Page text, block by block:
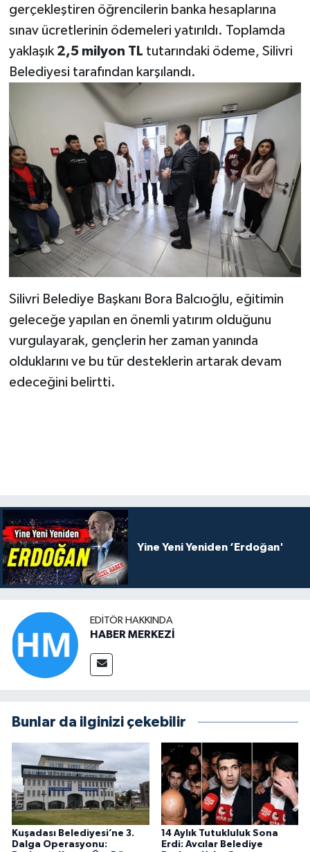
gerçekleştiren öğrencilerin banka hesaplarına
sınav ücretlerinin ödemeleri yatırıldı. Toplamda
yaklaşık 2,5 milyon TL tutarındaki ödeme, Silivri
Belediyesi tarafından karşılandı.
Silivri Belediye Başkanı Bora Balcıoğlu, eğitimin
geleceğe yapılan en önemli yatırım olduğunu
vurgulayarak, gençlerin her zaman yanında
olduklarını ve bu tür desteklerin artarak devam
edeceğini belirtti.
Yine Yeni Yeniden ‘Erdoğan'
EDITÖR HAKKINDA
HABER MERKEZİ
Bunlar da ilginizi çekebilir
Kuşadası Belediyesi’ne 3.
Dalga Operasyonu:
14 Aylık Tutukluluk Sona
Erdi: Avcılar Belediye